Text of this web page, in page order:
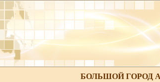
БОЛЬШОЙ ГОРОД